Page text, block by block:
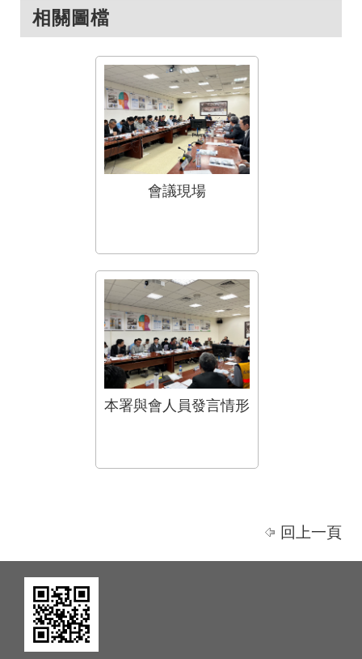
相關圖檔
會議現場
本署與會人員發言情形
回上一頁